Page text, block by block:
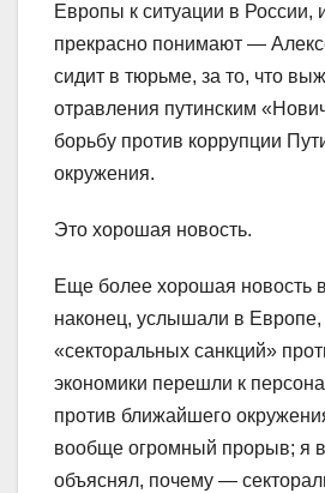
Европы к ситуации в России,
прекрасно понимают —
сидит в тюрьме, за то, что
отравления путинским
борьбу против коррупции
окружения.
Это хорошая новость.
Еще более хорошая новость
наконец, услышали в Европе,
«секторальных санкций»
экономики перешли к
против ближайшего
вообще огромный прорыв; я
объяснял, почему —